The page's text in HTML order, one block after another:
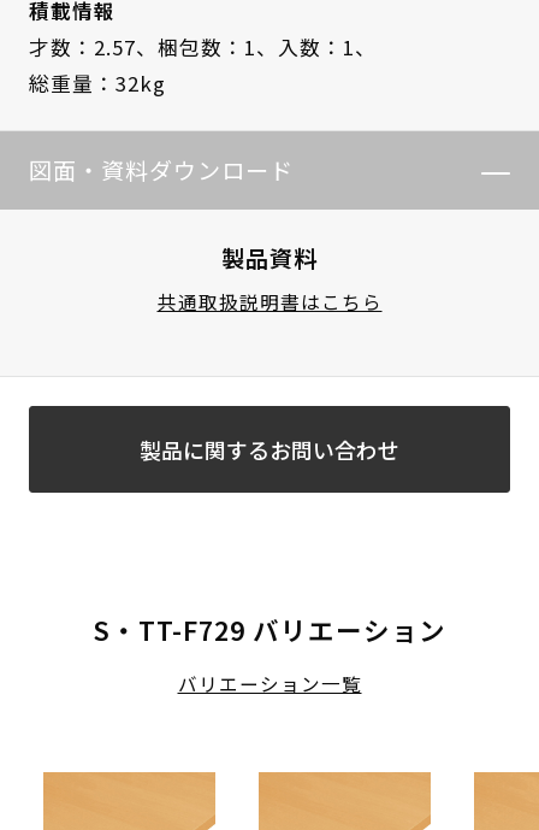
積載情報
才数：2.57、 梱包数：1、
入数：1、
総重量：32kg
図面・資料ダウンロード
製品資料
共通取扱説明書はこちら
製品に関するお問い合わせ
S・TT-F729 バリエーション
バリエーション一覧